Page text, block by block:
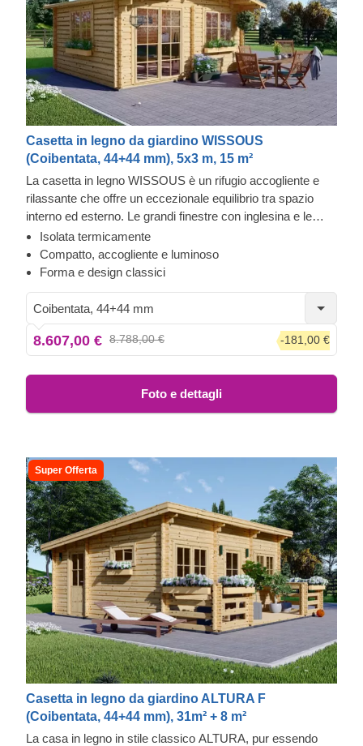
Casetta in legno da giardino WISSOUS
(Coibentata, 44+44 mm), 5x3 m, 15 m²
La casetta in legno WISSOUS è un rifugio accogliente e
rilassante che offre un eccezionale equilibrio tra spazio
interno ed esterno. Le grandi finestre con inglesina e le
doppie porte d'ingresso assicurano molta luce naturale
all'interno, mentre un elegante prolungamento del tetto
fornisce l'ombra necessaria per posizionare una sedia a
Isolata termicamente
Compatto, accogliente e luminoso
Forma e design classici
Coibentata, 44+44 mm
8.607,00 € 8.788,00 € -181,00 €
Foto e dettagli
Super Offerta
Casetta in legno da giardino ALTURA F
(Coibentata, 44+44 mm), 31m² + 8 m²
La casa in legno in stile classico ALTURA, pur essendo